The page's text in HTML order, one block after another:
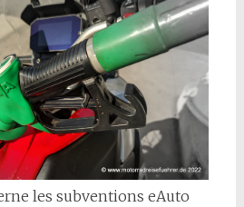
les subventions eAuto